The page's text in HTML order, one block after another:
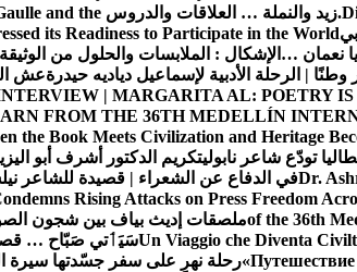
زيد والنملة … العلاقات والدروس and the
its Readiness to Participate in the World
نعمان …الإشكال : الملابسات والحلول من
| الرحلة الأدبية لإسماعيل دياديه حيدرةعش
| MARGARITA AL: POETRY
FROM THE 36TH MEDELLÍN
the Book Meets Civilization and Heritage
تودّع شاعر نابوليتكريم الدكتور أشرف أبو
Dr.في الدفاع عن الشعراء | قصيدة للشاعر
Rising Attacks on Press Freedom
of the 36thملصقات إديث بياف بين شجون
Un Viaggio che Diventaسَيَٲتي صَبّاح …
رحلة نهرٍ على سفر جسّدتها سيرة